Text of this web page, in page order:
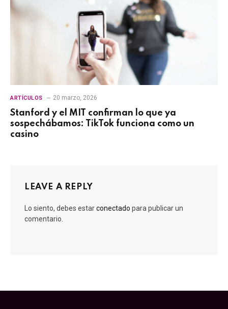
ARTÍCULOS 20 marzo, 2026
Stanford y el MIT confirman lo que ya
sospechábamos: TikTok funciona como un
casino
LEAVE A REPLY
Lo siento, debes estarconectado para publicar un
comentario.